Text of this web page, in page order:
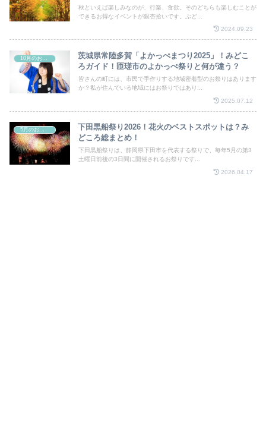
秋といえば楽しみなのが、行楽、食欲。そのどちらも楽しむことが
できるお得なイベントが銀杏拾いです。ぶど...
2024.09.23
10月のお祭り
茨城県常陸多賀「よかっぺまつり2025」！みどこ
ろガイド！匝瑳市のよかっぺ祭りと何が違う？
皆さんの町には、市民で手作りする地域密着型のお祭りはあります
か？私が住んでいる地域にはお祭りではあり...
2025.07.12
5月のお祭り
下田黒船祭り2026！花火のベストスポットは？み
どころ総まとめ！
下田黒船祭りは、静岡県下田市を代表する祭りで、毎年5月の第3
土曜日前後の3日間に開催されるお祭りです...
2026.04.17